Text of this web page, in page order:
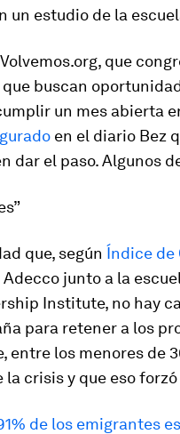
un estudio de la
que
buscan
un mes abierta
en el diario Bez
dar el paso. Algunos
que, según Índice de
junto a la
Institute, no hay
para retener a los
entre los menores de
crisis y que eso
de los emigrantes